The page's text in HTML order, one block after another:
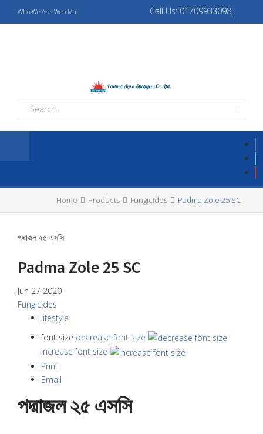
Who We Are Web Mail
Call Us: 01709933098,
Home Products Fungicides Padma Zole 25 SC
পদ্মাজল ২৫ এসসি
Padma Zole 25 SC
Jun 27 2020
Fungicides
lifestyle
font size decrease font size
increase font size
Print
Email
পদ্মাজল ২৫ এসসি